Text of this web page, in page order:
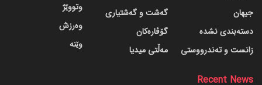
جیهان
دسته‌بندی نشده
زانست و تەندرووستی
گه‌شت و گه‌شتیاری
گۆڤاره‌کان
مەڵتی میدیا
وتووێژ
وەرزش
وێنە
Recent News